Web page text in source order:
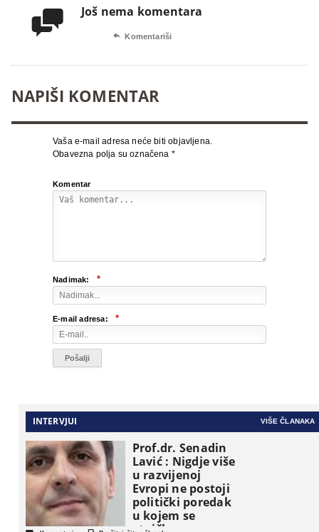
 Još nema komentara
 Komentariši
NAPIŠI KOMENTAR
Vaša e-mail adresa neće biti objavljena.
Obavezna polja su označena *
Komentar
Nadimak: *
E-mail adresa: *
INTERVJUI VIŠE ČLANAKA
Prof.dr. Senadin
Lavić : Nigdje više
u razvijenoj
Evropi ne postoji
politički poredak
u kojem se